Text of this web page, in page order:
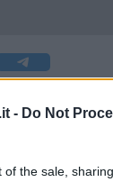
- Do Not
of the sale,
dai Centri
26 del 2026 (dal
e